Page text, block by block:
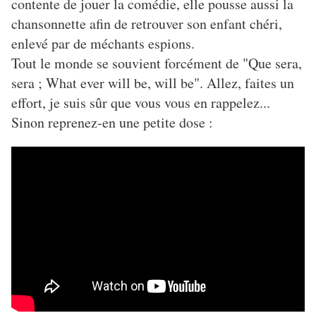
contente de jouer la comédie, elle pousse aussi la
chansonnette afin de retrouver son enfant chéri,
enlevé par de méchants espions.
Tout le monde se souvient forcément de "Que sera,
sera ; What ever will be, will be". Allez, faites un
effort, je suis sûr que vous vous en rappelez...
Sinon reprenez-en une petite dose :